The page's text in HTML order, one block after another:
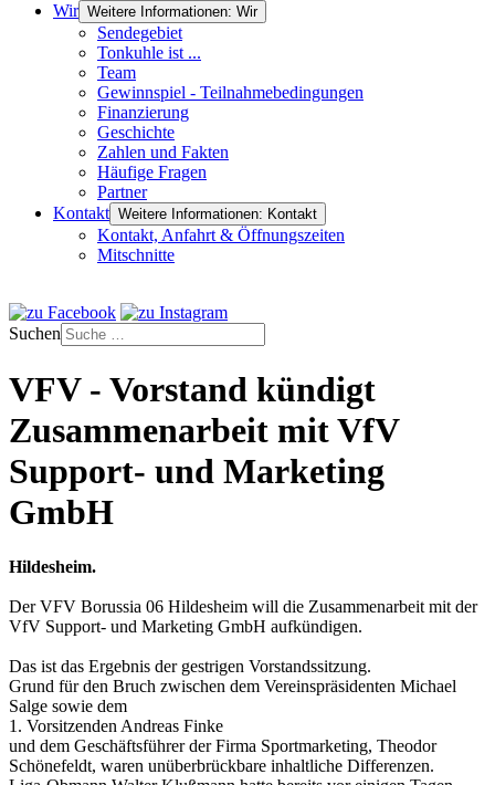
Wir Weitere Informationen: Wir
Sendegebiet
Tonkuhle ist ...
Team
Gewinnspiel - Teilnahmebedingungen
Finanzierung
Geschichte
Zahlen und Fakten
Häufige Fragen
Partner
Kontakt Weitere Informationen: Kontakt
Kontakt, Anfahrt & Öffnungszeiten
Mitschnitte
Suchen
VFV - Vorstand kündigt
Zusammenarbeit mit VfV
Support- und Marketing
GmbH
Hildesheim.
Der VFV Borussia 06 Hildesheim will die Zusammenarbeit mit der
VfV Support- und Marketing GmbH aufkündigen.
Das ist das Ergebnis der gestrigen Vorstandssitzung.
Grund für den Bruch zwischen dem Vereinspräsidenten Michael
Salge sowie dem
1. Vorsitzenden Andreas Finke
und dem Geschäftsführer der Firma Sportmarketing, Theodor
Schönefeldt, waren unüberbrückbare inhaltliche Differenzen.